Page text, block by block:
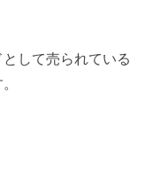
して売られている